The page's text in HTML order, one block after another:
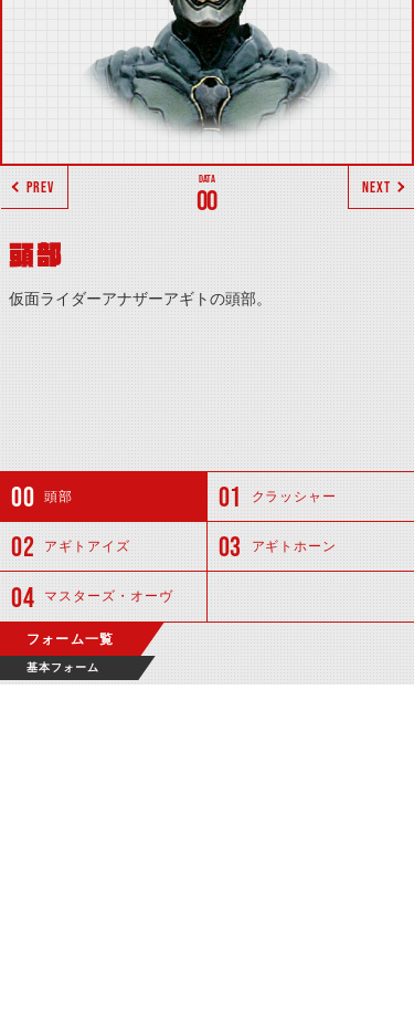
00
PREV NEXT
頭部
仮面ライダーアナザーアギトの頭部。
頭部 クラッシャー
アギトアイズ アギトホーン
マスターズ・オーヴ
フォーム一覧
基本フォーム